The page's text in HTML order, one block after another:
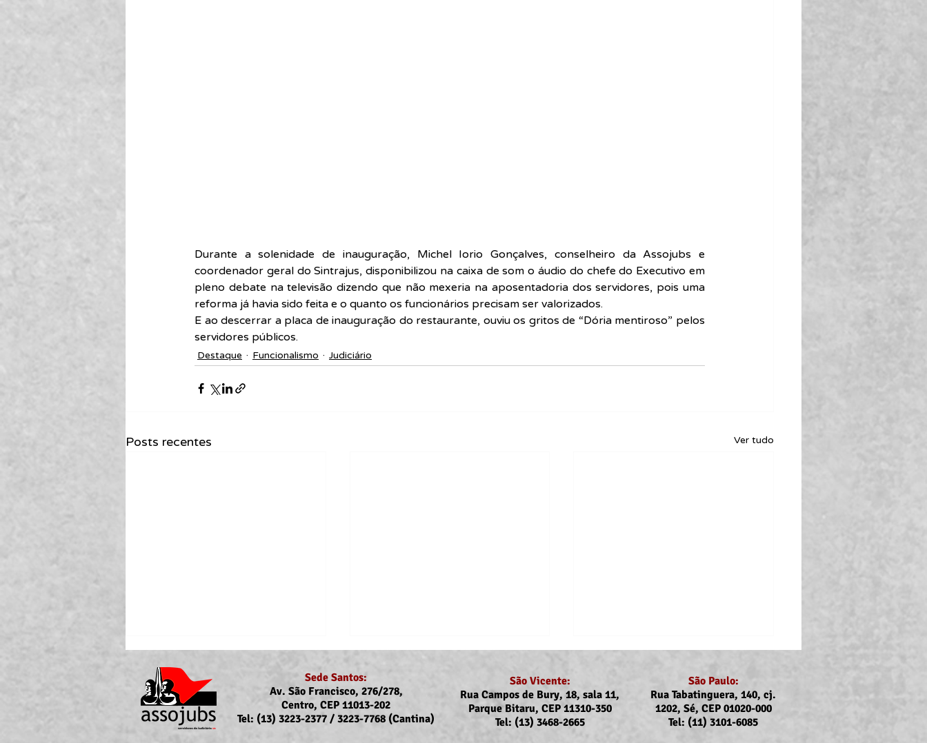
Durante a solenidade de inauguração, Michel Iorio Gonçalves, conselheiro da Assojubs e
coordenador geral do Sintrajus, disponibilizou na caixa de som o áudio do chefe do Executivo em
pleno debate na televisão dizendo que não mexeria na aposentadoria dos servidores, pois uma
reforma já havia sido feita e o quanto os funcionários precisam ser valorizados.
E ao descerrar a placa de inauguração do restaurante, ouviu os gritos de “Dória mentiroso” pelos
servidores públicos.
Destaque Funcionalismo Judiciário
Posts recentes Ver tudo
Sede Santos:
Av. São Francisco, 276/278,
Centro, CEP 11013-202
Tel: (13) 3223-2377 / 3223-7768 (Cantina)
São Vicente:
Rua Campos de Bury, 18, sala 11,
Parque Bitaru, CEP 11310-350
Tel: (13) 3468-2665
São Paulo:
Rua Tabatinguera, 140, cj.
1202, Sé, CEP 01020-000
Tel: (11) 3101-6085